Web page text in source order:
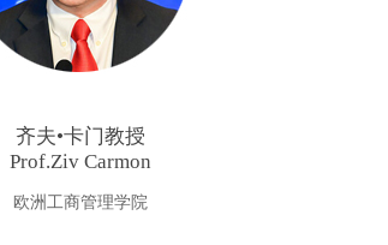
齐夫•卡门教授
Prof.Ziv Carmon
欧洲工商管理学院